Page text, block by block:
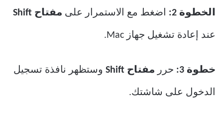
الخطوة 2: اضغط مع الاستمرار على مفتاح Shift
عند إعادة تشغيل جهاز Mac.
خطوة 3: حرر مفتاح Shift وستظهر نافذة تسجيل
الدخول على شاشتك.